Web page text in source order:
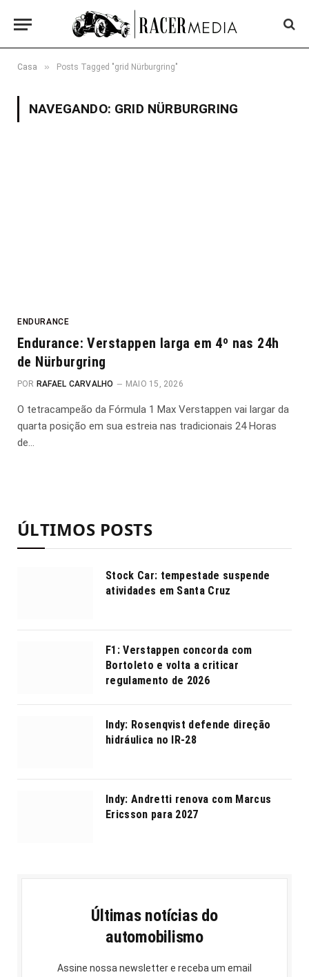
Casa » Posts Tagged "grid Nürburgring"
NAVEGANDO: GRID NÜRBURGRING
ENDURANCE
Endurance: Verstappen larga em 4º nas 24h
de Nürburgring
POR RAFAEL CARVALHO MAIO 15, 2026
O tetracampeão da Fórmula 1 Max Verstappen vai largar da
quarta posição em sua estreia nas tradicionais 24 Horas
de…
ÚLTIMOS POSTS
Stock Car: tempestade suspende
atividades em Santa Cruz
F1: Verstappen concorda com
Bortoleto e volta a criticar
regulamento de 2026
Indy: Rosenqvist defende direção
hidráulica no IR-28
Indy: Andretti renova com Marcus
Ericsson para 2027
Últimas notícias do
automobilismo
Assine nossa newsletter e receba um email